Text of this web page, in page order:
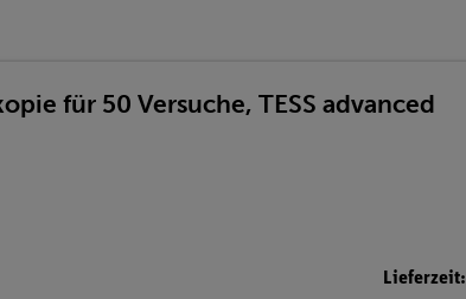
für 50 Versuche, TESS advanced
Lieferzeit: